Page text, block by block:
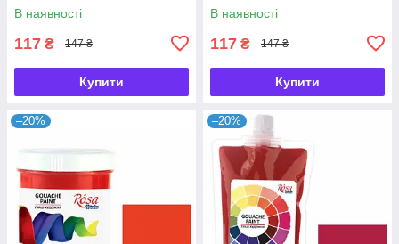
В наявності
117 ₴ 147 ₴
Купити
В наявності
117 ₴ 147 ₴
Купити
–20% –20%